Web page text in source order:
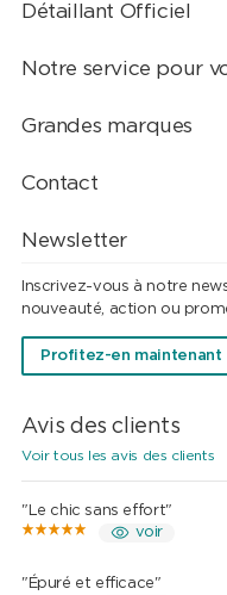
Détaillant Officiel
Notre service pour
Grandes marques
Contact
Newsletter
Inscrivez-vous à notre
nouveauté, action ou
Profitez-en maintenant
Avis des clients
Voir tous les avis des clients
"Le chic sans effort"
voir
"Épuré et efficace"